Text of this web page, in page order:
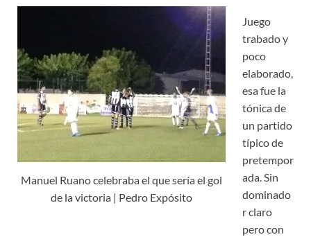
Manuel Ruano celebraba el que sería el gol
de la victoria | Pedro Expósito
Juego
trabado y
poco
elaborado,
esa fue la
tónica de
un partido
típico de
pretempor
ada. Sin
dominado
r claro
pero con